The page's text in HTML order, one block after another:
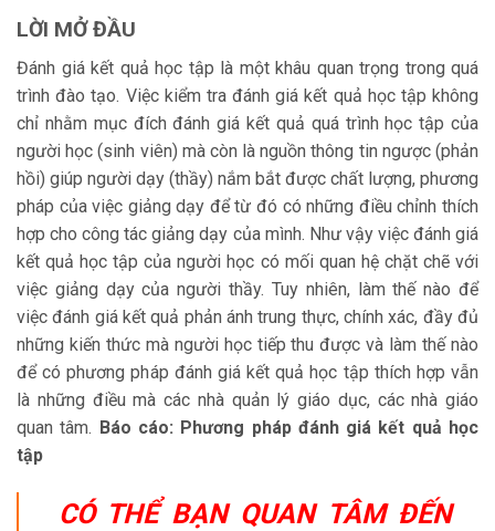
LỜI MỞ ĐẦU
Đánh giá kết quả học tập là một khâu quan trọng trong quá
trình đào tạo. Việc kiểm tra đánh giá kết quả học tập không
chỉ nhằm mục đích đánh giá kết quả quá trình học tập của
người học (sinh viên) mà còn là nguồn thông tin ngược (phản
hồi) giúp người dạy (thầy) nắm bắt được chất lượng, phương
pháp của việc giảng dạy để từ đó có những điều chỉnh thích
hợp cho công tác giảng dạy của mình. Như vậy việc đánh giá
kết quả học tập của người học có mối quan hệ chặt chẽ với
việc giảng dạy của người thầy. Tuy nhiên, làm thế nào để
việc đánh giá kết quả phản ánh trung thực, chính xác, đầy đủ
những kiến thức mà người học tiếp thu được và làm thế nào
để có phương pháp đánh giá kết quả học tập thích hợp vẫn
là những điều mà các nhà quản lý giáo dục, các nhà giáo
quan tâm. Báo cáo: Phương pháp đánh giá kết quả học
tập
CÓ THỂ BẠN QUAN TÂM ĐẾN